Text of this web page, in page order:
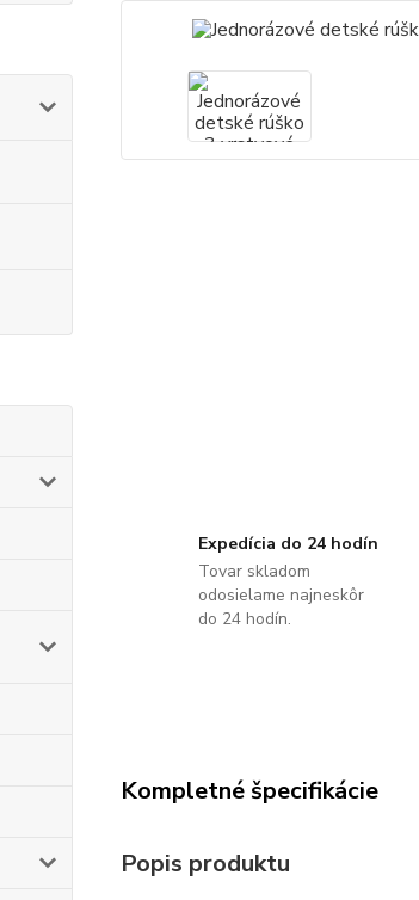
Expedícia do 24 hodín
Tovar skladom
odosielame najneskôr
do 24 hodín.
Kompletné špecifikácie
Popis produktu